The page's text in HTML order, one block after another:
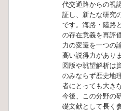
代交通路からの視
証し、新たな研究
です。海路・陸路
の存在意義を再評
力の変遷を一つの
高い説得力があり
図版や眺望解析は
のみならず歴史地
者にとっても大き
今後、この分野の
礎文献として長く